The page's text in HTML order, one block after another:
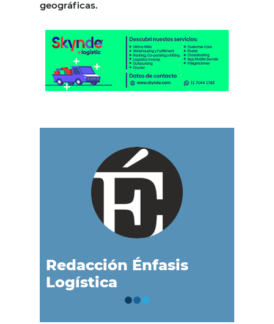
geográficas.
Redacción Énfasis
Logística